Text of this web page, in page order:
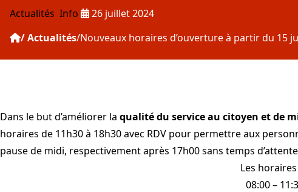
Actualités Info Publié le :
26 juillet 2024
Actualités Nouveaux horaires d’ouverture à partir du 15
Dans le but d’améliorer la qualité du service au citoyen et de
horaires de 11h30 à 18h30 avec RDV pour permettre aux
pause de midi, respectivement après 17h00 sans temps
Les
08:00 –